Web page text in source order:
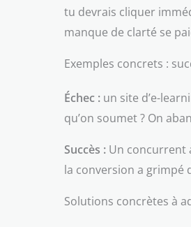
tu devrais cliquer
manque de clarté se
Exemples concrets :
Échec : un site d’e-
qu’on soumet ? On
Succès : Un concurrent
la conversion a grimpé
Solutions concrètes à